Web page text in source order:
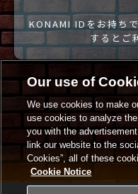
KONAMI IDをお持ちで
するとご
Our use of
We use cookies to make
use cookies to analyze
you with the
link our website to the
Cookies”, all of these
Cookie Notice